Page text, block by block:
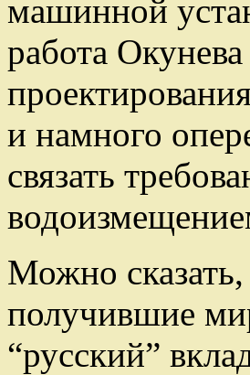
машинной
работа
и намного
связать
Можно
получившие
“русский”